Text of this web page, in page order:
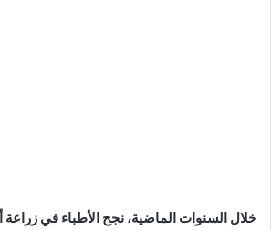
خلال السنوات الماضية، نجح الأطباء في